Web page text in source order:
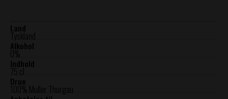
Land
Tyskland
Alkohol
0%
Indhold
75 cl
Drue
100% Muller Thurgau